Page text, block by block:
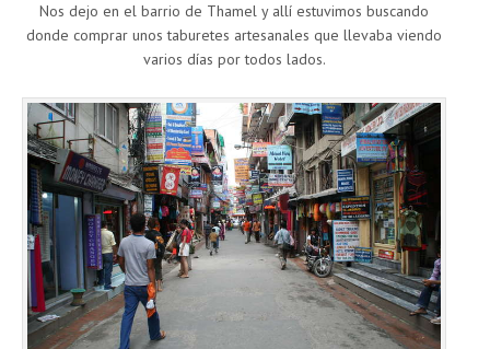
Nos dejo en el barrio de Thamel y allí estuvimos buscando
donde comprar unos taburetes artesanales que llevaba viendo
varios días por todos lados.